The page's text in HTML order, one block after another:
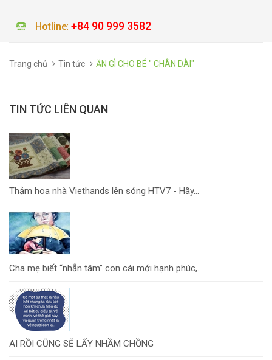
Hotline: +84 90 999 3582
Trang chủ Tin tức ĂN GÌ CHO BÉ " CHÂN DÀI"
TIN TỨC LIÊN QUAN
Thảm hoa nhà Viethands lên sóng HTV7 - Hãy...
Cha mẹ biết “nhẫn tâm” con cái mới hạnh phúc,...
AI RỒI CŨNG SẼ LẤY NHẦM CHỒNG